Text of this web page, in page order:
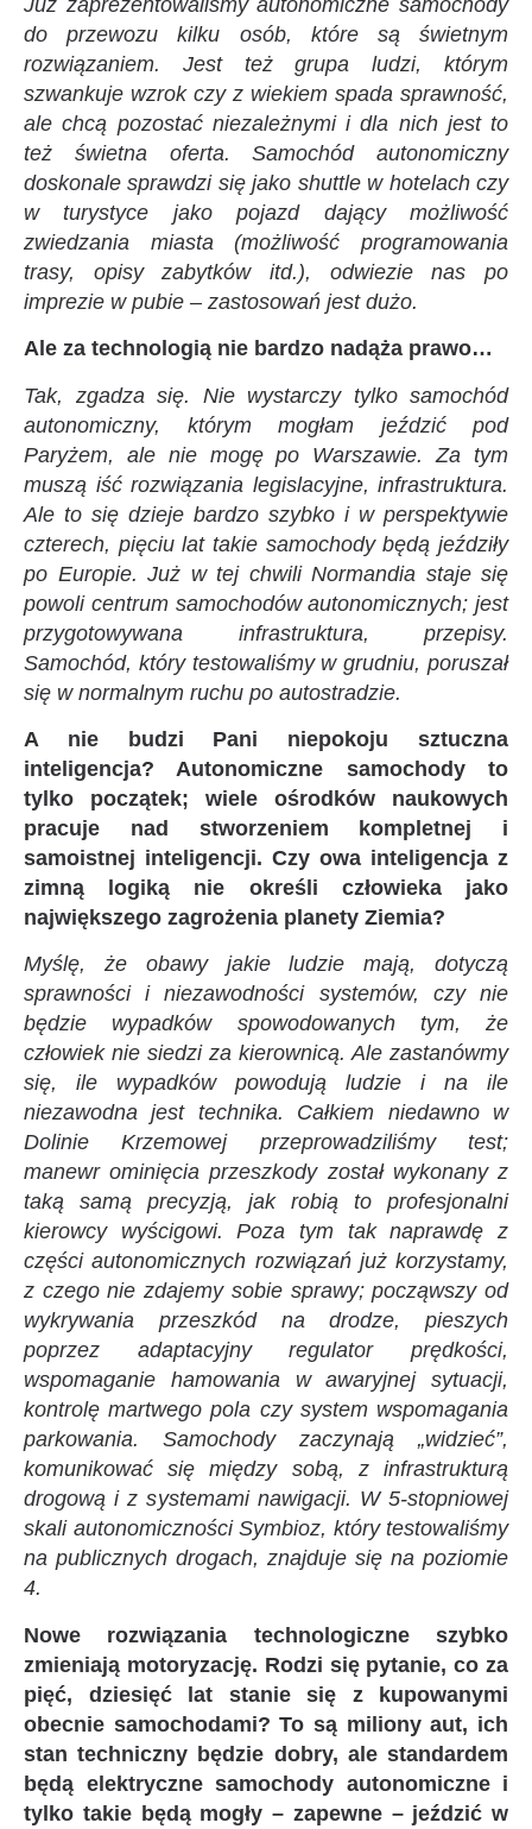
do przewozu kilku osób, które są świetnym
rozwiązaniem. Jest też grupa ludzi, którym
szwankuje wzrok czy z wiekiem spada sprawność,
ale chcą pozostać niezależnymi i dla nich jest to
też świetna oferta. Samochód autonomiczny
doskonale sprawdzi się jako shuttle w hotelach czy
w turystyce jako pojazd dający możliwość
zwiedzania miasta (możliwość programowania
trasy, opisy zabytków itd.), odwiezie nas po
imprezie w pubie – zastosowań jest dużo.
Ale za technologią nie bardzo nadąża prawo…
Tak, zgadza się. Nie wystarczy tylko samochód
autonomiczny, którym mogłam jeździć pod
Paryżem, ale nie mogę po Warszawie. Za tym
muszą iść rozwiązania legislacyjne, infrastruktura.
Ale to się dzieje bardzo szybko i w perspektywie
czterech, pięciu lat takie samochody będą jeździły
po Europie. Już w tej chwili Normandia staje się
powoli centrum samochodów autonomicznych; jest
przygotowywana infrastruktura, przepisy.
Samochód, który testowaliśmy w grudniu, poruszał
się w normalnym ruchu po autostradzie.
A nie budzi Pani niepokoju sztuczna
inteligencja? Autonomiczne samochody to
tylko początek; wiele ośrodków naukowych
pracuje nad stworzeniem kompletnej i
samoistnej inteligencji. Czy owa inteligencja z
zimną logiką nie określi człowieka jako
największego zagrożenia planety Ziemia?
Myślę, że obawy jakie ludzie mają, dotyczą
sprawności i niezawodności systemów, czy nie
będzie wypadków spowodowanych tym, że
człowiek nie siedzi za kierownicą. Ale zastanówmy
się, ile wypadków powodują ludzie i na ile
niezawodna jest technika. Całkiem niedawno w
Dolinie Krzemowej przeprowadziliśmy test;
manewr ominięcia przeszkody został wykonany z
taką samą precyzją, jak robią to profesjonalni
kierowcy wyścigowi. Poza tym tak naprawdę z
części autonomicznych rozwiązań już korzystamy,
z czego nie zdajemy sobie sprawy; począwszy od
wykrywania przeszkód na drodze, pieszych
poprzez adaptacyjny regulator prędkości,
wspomaganie hamowania w awaryjnej sytuacji,
kontrolę martwego pola czy system wspomagania
parkowania. Samochody zaczynają „widzieć”,
komunikować się między sobą, z infrastrukturą
drogową i z systemami nawigacji. W 5-stopniowej
skali autonomiczności Symbioz, który testowaliśmy
na publicznych drogach, znajduje się na poziomie
4.
Nowe rozwiązania technologiczne szybko
zmieniają motoryzację. Rodzi się pytanie, co za
pięć, dziesięć lat stanie się z kupowanymi
obecnie samochodami? To są miliony aut, ich
stan techniczny będzie dobry, ale standardem
będą elektryczne samochody autonomiczne i
tylko takie będą mogły – zapewne – jeździć w